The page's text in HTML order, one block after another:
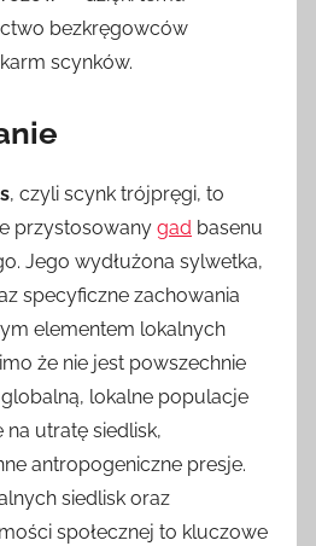
bezkręgowców
scynków.
, czyli scynk trójpręgi, to
przystosowany gad basenu
Jego wydłużona sylwetka,
specyficzne zachowania
elementem lokalnych
że nie jest powszechnie
lokalne populacje
utratę siedlisk,
antropogeniczne presje.
siedlisk oraz
społecznej to kluczowe